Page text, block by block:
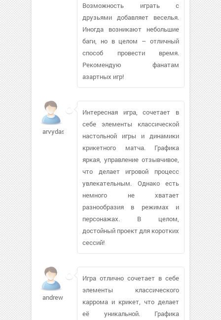
Возможность играть с
друзьями добавляет веселья.
Иногда возникают небольшие
баги, но в целом – отличный
способ провести время.
Рекомендую фанатам
азартных игр!
arvydas36
Интересная игра, сочетает в
себе элементы классической
настольной игры и динамики
крикетного матча. Графика
яркая, управление отзывчивое,
что делает игровой процесс
увлекательным. Однако есть
немного не хватает
разнообразия в режимах и
персонажах. В целом,
достойный проект для коротких
сессий!
andrewsco603
Игра отлично сочетает в себе
элементы классического
каррома и крикет, что делает
её уникальной. Графика